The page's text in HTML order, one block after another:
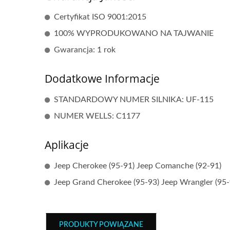
Certyfikat ISO 9001:2015
100% WYPRODUKOWANO NA TAJWANIE
Gwarancja: 1 rok
Dodatkowe Informacje
STANDARDOWY NUMER SILNIKA: UF-115
NUMER WELLS: C1177
Aplikacje
Jeep Cherokee (95-91) Jeep Comanche (92-91)
Jeep Grand Cherokee (95-93) Jeep Wrangler
PRODUKTY POWIĄZANE